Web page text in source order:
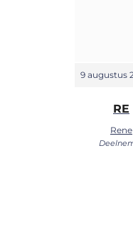
9 augustus
RE
Rene